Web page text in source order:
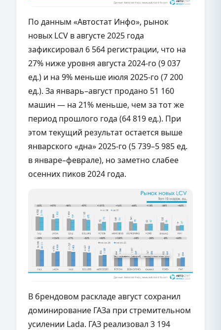
По данным «Автостат Инфо», рынок
новых LCV в августе 2025 года
зафиксировал 6 564 регистрации, что на
27% ниже уровня августа 2024-го (9 037
ед.) и на 9% меньше июля 2025-го (7 200
ед.). За январь–август продано 51 160
машин — на 21% меньше, чем за тот же
период прошлого года (64 819 ед.). При
этом текущий результат остается выше
январского «дна» 2025-го (5 739–5 985 ед.
в январе–феврале), но заметно слабее
осенних пиков 2024 года.
В брендовом раскладе август сохранил
доминирование ГАЗа при стремительном
усилении Lada. ГАЗ реализовал 3 194